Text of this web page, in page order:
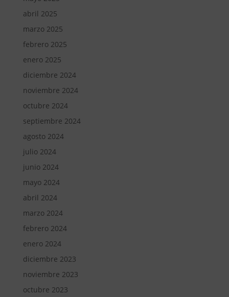
abril 2025
marzo 2025
febrero 2025
enero 2025
diciembre 2024
noviembre 2024
octubre 2024
septiembre 2024
agosto 2024
julio 2024
junio 2024
mayo 2024
abril 2024
marzo 2024
febrero 2024
enero 2024
diciembre 2023
noviembre 2023
octubre 2023